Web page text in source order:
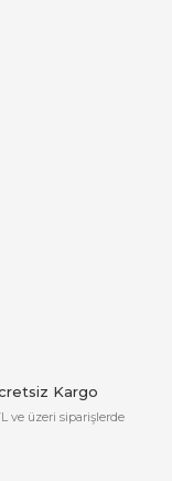
Kargo
ve üzeri siparişlerde